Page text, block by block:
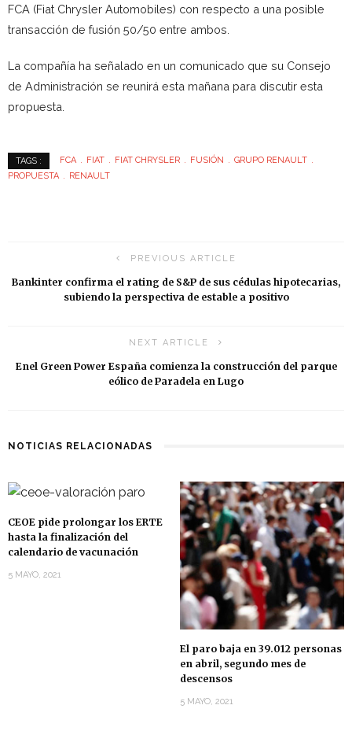
FCA (Fiat Chrysler Automobiles) con respecto a una posible
transacción de fusión 50/50 entre ambos.
La compañía ha señalado en un comunicado que su Consejo
de Administración se reunirá esta mañana para discutir esta
propuesta.
TAGS : FCA FIAT FIAT CHRYSLER FUSIÓN
GRUPO RENAULT
PROPUESTA
RENAULT
PREVIOUS ARTICLE
Bankinter confirma el rating de S&P de sus cédulas hipotecarias,
subiendo la perspectiva de estable a positivo
NEXT ARTICLE
Enel Green Power España comienza la construcción del parque
eólico de Paradela en Lugo
NOTICIAS RELACIONADAS
CEOE pide prolongar los ERTE
hasta la finalización del
calendario de vacunación
5 MAYO, 2021
El paro baja en 39.012 personas
en abril, segundo mes de
descensos
5 MAYO, 2021